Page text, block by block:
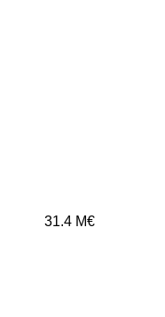
31.4 M€